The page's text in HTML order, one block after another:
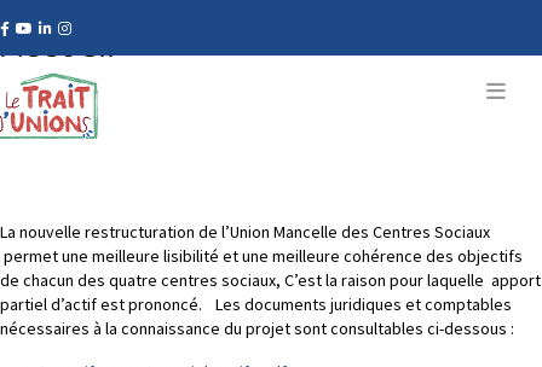
Accueil
Document d'apport partiel d'actif
La nouvelle restructuration de l’Union Mancelle des Centres Sociaux
permet une meilleure lisibilité et une meilleure cohérence des objectifs
de chacun des quatre centres sociaux, C’est la raison pour laquelle apport
partiel d’actif est prononcé. Les documents juridiques et comptables
nécessaires à la connaissance du projet sont consultables ci-dessous :